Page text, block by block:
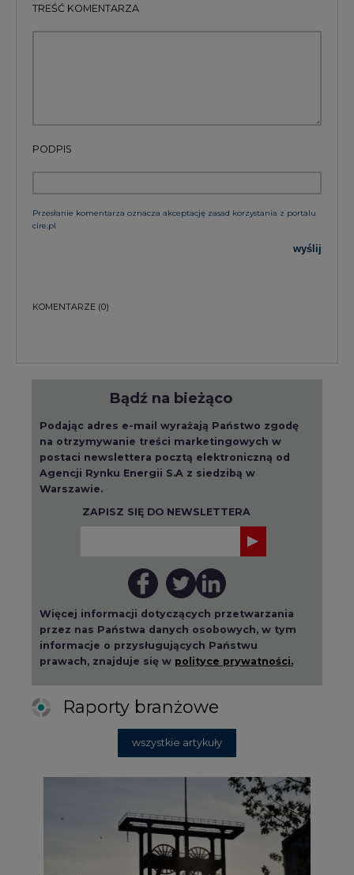
TREŚĆ KOMENTARZA
PODPIS
Przesłanie komentarza oznacza akceptację zasad korzystania z portalu
cire.pl
wyślij
KOMENTARZE (0)
Bądź na bieżąco
Podając adres e-mail wyrażają Państwo zgodę
na otrzymywanie treści marketingowych w
postaci newslettera pocztą elektroniczną od
Agencji Rynku Energii S.A z siedzibą w
Warszawie.
ZAPISZ SIĘ DO NEWSLETTERA
Więcej informacji dotyczących przetwarzania
przez nas Państwa danych osobowych, w tym
informacje o przysługujących Państwu
prawach, znajduje się w polityce prywatności.
Raporty branżowe
wszystkie artykuły